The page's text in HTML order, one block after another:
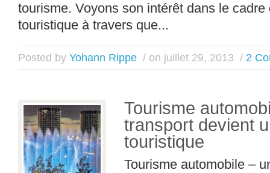
tourisme. Voyons son intérêt dans le cadre
touristique à travers que...
Posted by Yohann Rippe / on juillet 29, 2013 / 2
Tourisme
transport devient
touristique
Tourisme automobile –